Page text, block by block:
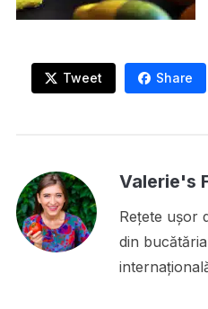
Tweet Share
Valerie's
Rețete ușor
din